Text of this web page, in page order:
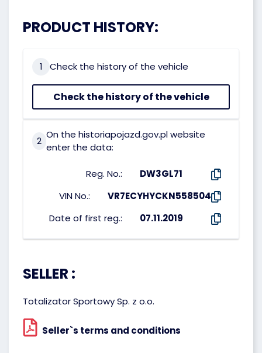
PRODUCT HISTORY:
1 Check the history of the vehicle
Check the history of the vehicle
2
On the historiapojazd.gov.pl website
enter the data:
Reg. No.:
DW3GL71
VIN No.:
VR7ECYHYCKN558504
Date of first reg.:
07.11.2019
SELLER :
Totalizator Sportowy Sp. z o.o.
Seller`s terms and conditions